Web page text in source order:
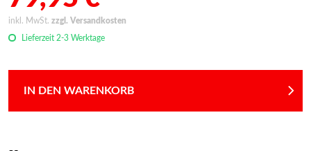
inkl. MwSt. zzgl. Versandkosten
Lieferzeit 2-3 Werktage
IN DEN WARENKORB